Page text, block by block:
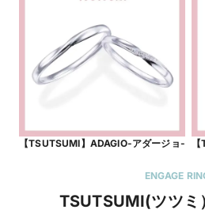
【TSUTSUMI】ADAGIO-アダージョ-
ENGAGE
TSUTSUMI(ツツミ